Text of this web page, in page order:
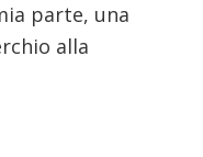
parte, una
alla